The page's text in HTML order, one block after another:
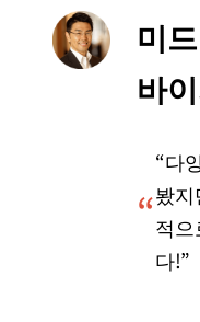
미
바
“
“다
봤
적
다!”